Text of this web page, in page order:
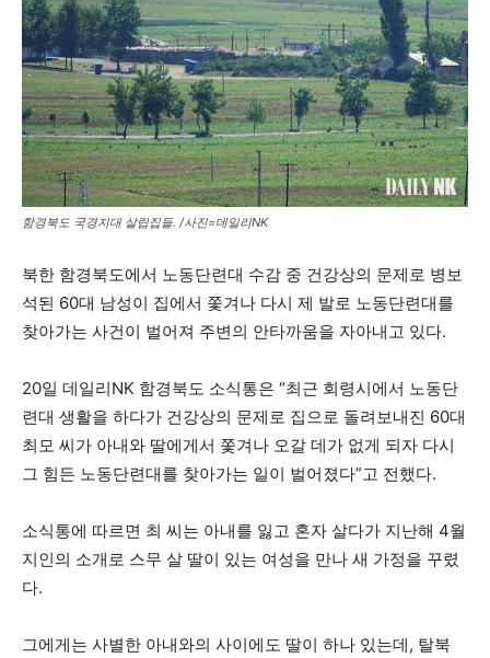
함경북도 국경지대 살립집들. /사진=데일리NK
북한 함경북도에서 노동단련대 수감 중 건강상의 문제로 병보
석된 60대 남성이 집에서 쫓겨나 다시 제 발로 노동단련대를
찾아가는 사건이 벌어져 주변의 안타까움을 자아내고 있다.
20일 데일리NK 함경북도 소식통은 “최근 회령시에서 노동단
련대 생활을 하다가 건강상의 문제로 집으로 돌려보내진 60대
최모 씨가 아내와 딸에게서 쫓겨나 오갈 데가 없게 되자 다시
그 힘든 노동단련대를 찾아가는 일이 벌어졌다”고 전했다.
소식통에 따르면 최 씨는 아내를 잃고 혼자 살다가 지난해 4월
지인의 소개로 스무 살 딸이 있는 여성을 만나 새 가정을 꾸렸
다.
그에게는 사별한 아내와의 사이에도 딸이 하나 있는데, 탈북